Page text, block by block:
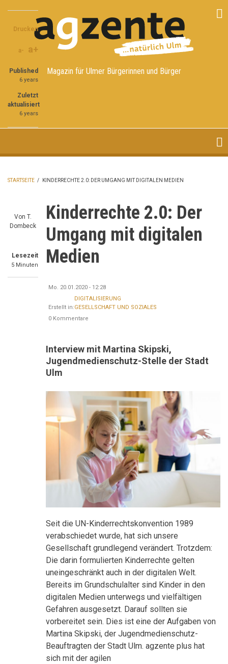
Inhalt
Magazin für Ulmer Bürgerinnen und Bürger
STARTSEITE / KINDERRECHTE 2.0: DER UMGANG MIT DIGITALEN MEDIEN
Von T.
Dombeck
Lesezeit
5 Minuten
Share
on
Facebook
Share
on
Twitter
Share
through
email
Drucken
a- a+
Published
6 years
Zuletzt
aktualisiert
6 years
Kinderrechte 2.0: Der
Umgang mit digitalen
Medien
Mo. 20.01.2020 - 12:28
Erstellt in:
DIGITALISIERUNG
GESELLSCHAFT UND SOZIALES
0 Kommentare
Interview mit Martina Skipski,
Jugendmedienschutz-Stelle der Stadt
Ulm
Seit die UN-Kinderrechtskonvention 1989
verabschiedet wurde, hat sich unsere
Gesellschaft grundlegend verändert. Trotzdem:
Die darin formulierten Kinderrechte gelten
uneingeschränkt auch in der digitalen Welt.
Bereits im Grundschulalter sind Kinder in den
digitalen Medien unterwegs und vielfältigen
Gefahren ausgesetzt. Darauf sollten sie
vorbereitet sein. Dies ist eine der Aufgaben von
Martina Skipski, der Jugendmedienschutz-
Beauftragten der Stadt Ulm. agzente plus hat
sich mit der agilen